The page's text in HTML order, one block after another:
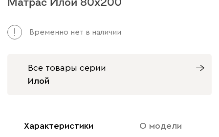
Арт. 128202
Временно нет в наличии
Все товары серии
Илой
Характеристики О модели